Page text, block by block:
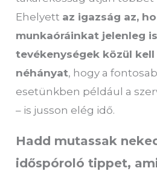
Ehelyett az igazság az,
munkaóráinkat jelenleg
tevékenységek közül
néhányat, hogy a
esetünkben például a
– is jusson elég idő.
Hadd mutassak
időspóroló tippet,